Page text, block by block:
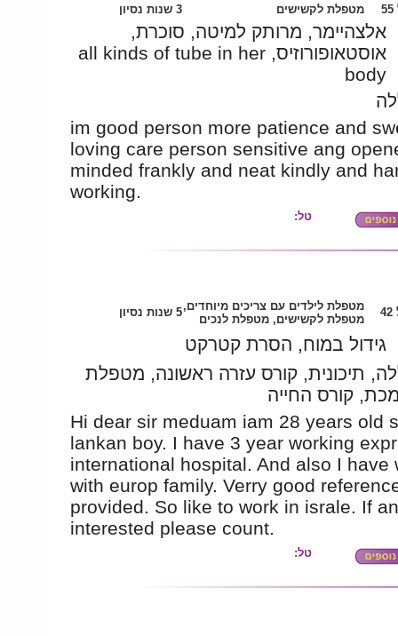
מטפלת לקשישים 3 שנות נסיון
אלצהיימר, מרותק למיטה, סוכרת,
אוסטאופורוזיס, all kinds of tube in her
body
im good person more patience and
loving care person sensitive ang
minded frankly and neat kindly and
working.
טל:
מטפלת לילדים עם צריכים מיוחדים,
מטפלת לקשישים, מטפלת לנכים
5 שנות נסיון
גידול במוח, הסרת קטרקט
תיכונית, קורס עזרה ראשונה, מטפלת
קורס החייה
Hi dear sir meduam iam 28 years old
lankan boy. I have 3 year working
international hospital. And also I have
with europ family. Verry good
provided. So like to work in israle. If
interested please count.
טל: